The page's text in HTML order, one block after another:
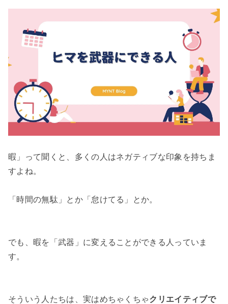
暇」って聞くと、多くの人はネガティブな印象を持ちま
すよね。
「時間の無駄」とか「怠けてる」とか。
でも、暇を「武器」に変えることができる人っていま
す。
そういう人たちは、実はめちゃくちゃクリエイティブで